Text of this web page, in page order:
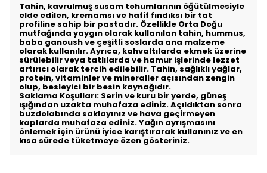
Tahin, kavrulmuş susam tohumlarının öğütülmesiyle
elde edilen, kremamsı ve hafif fındıksı bir tat
profiline sahip bir pastadır. Özellikle Orta Doğu
mutfağında yaygın olarak kullanılan tahin, hummus,
baba ganoush ve çeşitli soslarda ana malzeme
olarak kullanılır. Ayrıca, kahvaltılarda ekmek üzerine
sürülebilir veya tatlılarda ve hamur işlerinde lezzet
artırıcı olarak tercih edilebilir. Tahin, sağlıklı yağlar,
protein, vitaminler ve mineraller açısından zengin
olup, besleyici bir besin kaynağıdır.
Saklama Koşulları: Serin ve kuru bir yerde, güneş
ışığından uzakta muhafaza ediniz. Açıldıktan sonra
buzdolabında saklayınız ve hava geçirmeyen
kaplarda muhafaza ediniz. Yağın ayrışmasını
önlemek için ürünü iyice karıştırarak kullanınız ve en
kısa sürede tüketmeye özen gösteriniz.